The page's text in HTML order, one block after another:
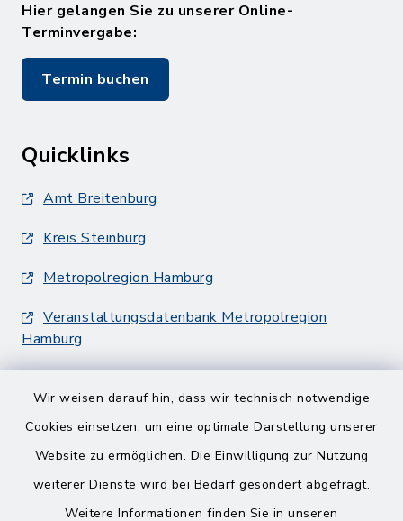
Wir weisen darauf hin, dass wir technisch notwendige
Cookies einsetzen, um eine optimale Darstellung unserer
Website zu ermöglichen. Die Einwilligung zur Nutzung
weiterer Dienste wird bei Bedarf gesondert abgefragt.
Weitere Informationen finden Sie in unseren
Hier gelangen Sie zu unserer Online-
Terminvergabe:
Termin buchen
Quicklinks
Amt Breitenburg
Kreis Steinburg
Metropolregion Hamburg
Veranstaltungsdatenbank Metropolregion
Hamburg